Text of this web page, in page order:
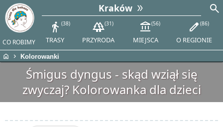
CO ROBIMY
Kraków
directions_walk 38
TRASY
forest 31
PRZYRODA
account_balance 56
MIEJSCA
edit 86
O REGIONIE
search
home chevron_right Kolorowanki
Śmigus dyngus - skąd wziął się
zwyczaj? Kolorowanka dla dzieci